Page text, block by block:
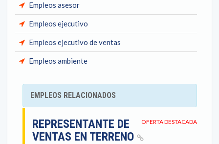
Empleos asesor
Empleos ejecutivo
Empleos ejecutivo de ventas
Empleos ambiente
EMPLEOS RELACIONADOS
OFERTA DESTACADA
REPRESENTANTE DE
VENTAS EN TERRENO